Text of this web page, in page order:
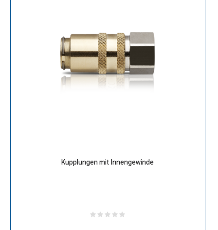
Kupplungen mit Innengewinde